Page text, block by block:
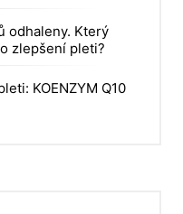
odhaleny. Který
zlepšení pleti?
KOENZYM Q10